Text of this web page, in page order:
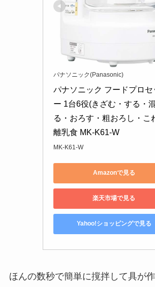
パナソニック(Panasonic)
パナソニック フードプロセ
ー 1台6役(きざむ・する・
る・おろす・粗おろし・こ
離乳食 MK-K61-W
MK-K61-W
Amazonで見る
楽天市場で見る
Yahoo!ショッピングで見る
ほんの数秒で簡単に撹拌して具が